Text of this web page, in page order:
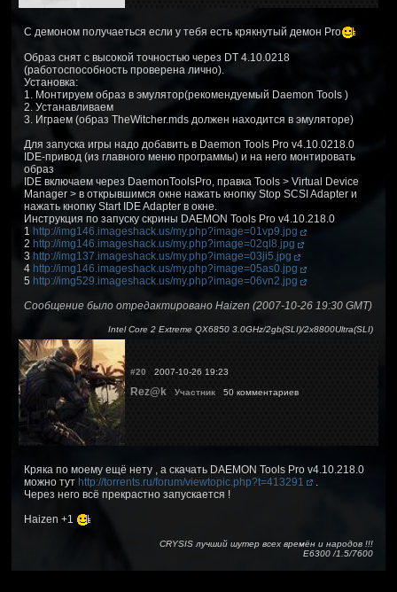
С демоном получаеться если у тебя есть крякнутый демон Pro
Образ снят с высокой точностью через DT 4.10.0218
(работоспособность проверена лично).
Установка:
1. Монтируем образ в эмулятор(рекомендуемый Daemon Tools )
2. Устанавливаем
3. Играем (образ TheWitcher.mds должен находится в эмуляторе)
Для запуска игры надо добавить в Daemon Tools Pro v4.10.0218.0
IDE-привод (из главного меню программы) и на него монтировать
образ
IDE включаем через DaemonToolsPro, правка Tools > Virtual Device
Manager > в открывшимся окне нажать кнопку Stop SCSI Adapter и
нажать кнопку Start IDE Adapter в окне.
Инструкция по запуску скрины DAEMON Tools Pro v4.10.218.0
1 http://img146.imageshack.us/my.php?image=01vp9.jpg
2 http://img146.imageshack.us/my.php?image=02ql8.jpg
3 http://img137.imageshack.us/my.php?image=03ji5.jpg
4 http://img146.imageshack.us/my.php?image=05as0.jpg
5 http://img529.imageshack.us/my.php?image=06vn2.jpg
Сообщение было отредактировано Haizen (2007-10-26 19:30 GMT)
Intel Core 2 Extreme QX6850 3.0GHz/2gb(SLI)/2x8800Ultra(SLI)
#20 2007-10-26 19:23
Rez@k Участник 50 комментариев
Кряка по моему ещё нету , а скачать DAEMON Tools Pro v4.10.218.0
можно тут http://torrents.ru/forum/viewtopic.php?t=413291
.
Через него всё прекрастно запускается !
Haizen +1
CRYSIS лучший шутер всех времён и народов !!!
Е6300 /1.5/7600